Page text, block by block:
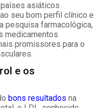
asiáticos
seu bom perfil clínico e
pesquisa farmacológica,
medicamentos
promissores para o
e os
bons resultados na